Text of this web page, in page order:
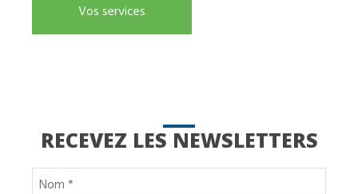
Vos services
RECEVEZ LES NEWSLETTERS